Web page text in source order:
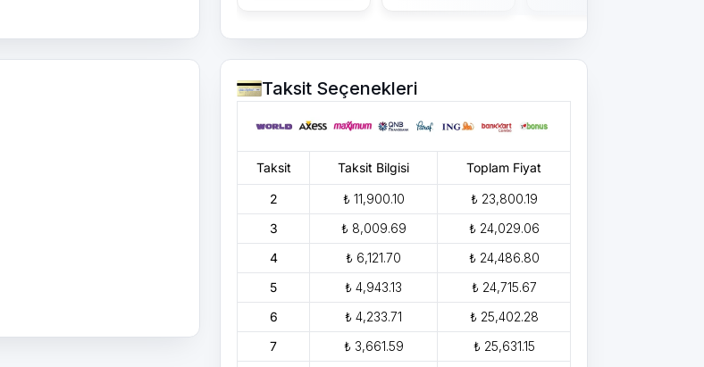
Taksit Seçenekleri
Taksit Taksit Bilgisi Toplam Fiyat
2 ₺ 11,900.10
₺ 23,800.19
3
₺ 8,009.69
₺ 24,029.06
4
₺ 6,121.70
₺ 24,486.80
5
₺ 4,943.13
₺ 24,715.67
6
₺ 4,233.71
₺ 25,402.28
7
₺ 3,661.59
₺ 25,631.15